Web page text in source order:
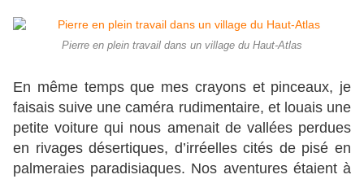
Pierre en plein travail dans un village du Haut-Atlas
En même temps que mes crayons et pinceaux, je
faisais suive une caméra rudimentaire, et louais une
petite voiture qui nous amenait de vallées perdues
en rivages désertiques, d’irréelles cités de pisé en
palmeraies paradisiaques. Nos aventures étaient à